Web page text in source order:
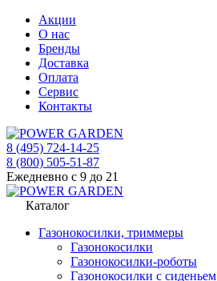
Акции
О нас
Бренды
Доставка
Оплата
Сервис
Контакты
8 (495) 724-14-25
8 (800) 505-51-87
Ежедневно с 9 до 21
Каталог
Газонокосилки, триммеры
Газонокосилки
Газонокосилки-роботы
Газонокосилки с сиденьем